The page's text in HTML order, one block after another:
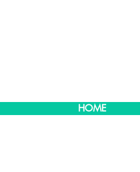
HOME